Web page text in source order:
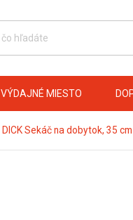
VÝDAJNÉ MIESTO
DICK Sekáč na dobytok, 35